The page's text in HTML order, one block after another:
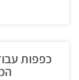
כפפות